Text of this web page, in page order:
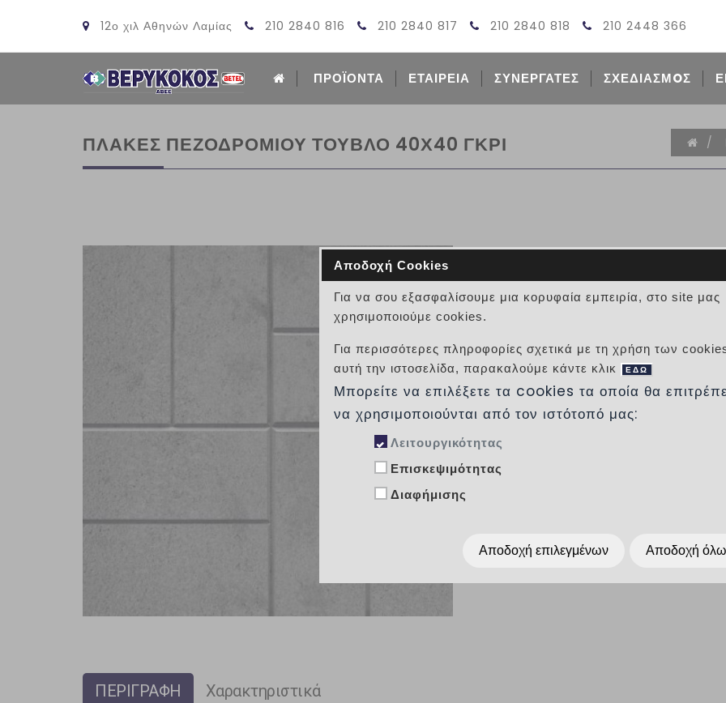
12ο χιλ Αθηνών Λαμίας 210 2840 816 210 2840 817 210 2840 818 210 2448 366
ΠΡΟΪΟΝΤΑ ΕΤΑΙΡΕΙΑ ΣΥΝΕΡΓΑΤΕΣ ΣΧΕΔΙΑΣΜOΣ
ΠΛΑΚΕΣ ΠΕΖΟΔΡΟΜΙΟΥ ΤΟΥΒΛΟ 40Χ40 ΓΚΡΙ /
ΠΛΑΚΕΣ ΠΕΖΟΔΡΟΜΙΟΥ
ΚΩΔΙΚΟΣ:
ΤΣΙΜΕΝΤΟΠΛΑΚΕΣ ΠΕΖΟΔΡΟΜΙΟΥ
ΤΕΧΝΙΚΑ ΧΑΡΑΚΤΗΡΙΣΤΙΚΑ
Πάχος πλάκας:35mm ± 2mm
Συσκευασία ανά παλέτα: 16m2
Διάσταση παλέτας: 100 x 80cm
Βάρος παλέτας: 1.350kg
ΠΕΡΙΓΡΑΦΗ Χαρακτηριστικά
Αποδοχή Cookies
Για να σου εξασφαλίσουμε μια κορυφαία εμπειρία, στο site μας
χρησιμοποιούμε cookies.
Για περισσότερες πληροφορίες σχετικά με τη χρήση των
αυτή την ιστοσελίδα, παρακαλούμε κάντε κλικ
ΕΔΩ
Μπορείτε να επιλέξετε τα cookies τα οποία θα
να χρησιμοποιούνται από τον ιστότοπό μας:
Λειτουργικότητας
Επισκεψιμότητας
Διαφήμισης
Αποδοχή επιλεγμένων Αποδοχή